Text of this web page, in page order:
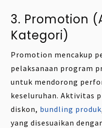
3. Promotion
Kategori)
Promotion mencakup
pelaksanaan program
untuk mendorong
keseluruhan. Aktivitas
diskon, bundling produk
yang disesuaikan